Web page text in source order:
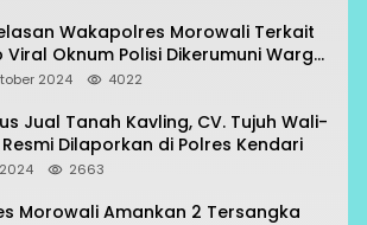
Wakapolres Morowali Terkait
Viral Oknum Polisi Dikerumuni Warga
2024 4022
Jual Tanah Kavling, CV. Tujuh Wali-
Dilaporkan di Polres Kendari
2663
Morowali Amankan 2 Tersangka